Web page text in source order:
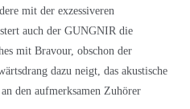
mit der exzessiveren
auch der GUNGNIR die
mit Bravour, obschon der
dazu neigt, das akustische
den aufmerksamen Zuhörer